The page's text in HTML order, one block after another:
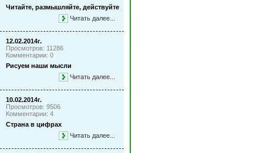
Читайте, размышляйте, действуйте
Читать далее...
12.02.2014г.
Просмотров: 11286
Комментарии: 0
Рисуем наши мысли
Читать далее...
10.02.2014г.
Просмотров: 9506
Комментарии: 4
Страна в цифрах
Читать далее...